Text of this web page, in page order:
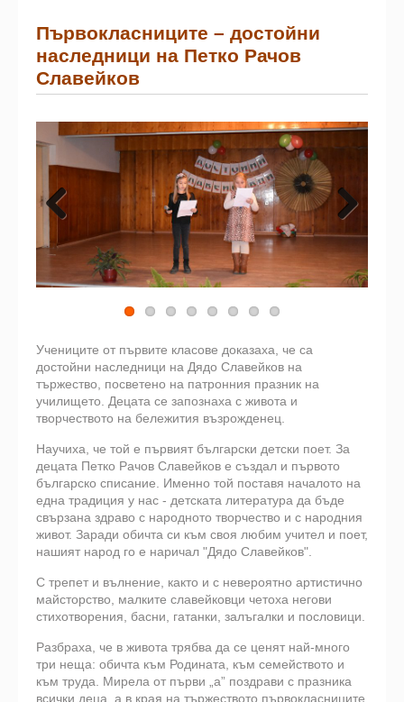
Първокласниците – достойни
наследници на Петко Рачов
Славейков
Next
Учениците от първите класове доказаха, че са
достойни наследници на Дядо Славейков на
тържество, посветено на патронния празник на
училището. Децата се запознаха с живота и
творчеството на бележития възрожденец.
Научиха, че той е първият български детски поет. За
децата Петко Рачов Славейков е създал и първото
българско списание. Именно той поставя началото на
една традиция у нас - детската литература да бъде
свързана здраво с народното творчество и с народния
живот. Заради обичта си към своя любим учител и поет,
нашият народ го е наричал "Дядо Славейков".
С трепет и вълнение, както и с невероятно артистично
майсторство, малките славейковци четоха негови
стихотворения, басни, гатанки, залъгалки и пословици.
Разбраха, че в живота трябва да се ценят най-много
три неща: обичта към Родината, към семейството и
към труда. Мирела от първи „а” поздрави с празника
всички деца, а в края на тържеството първокласниците